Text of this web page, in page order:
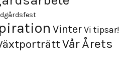
VinterVi tipsar!
VårÅrets